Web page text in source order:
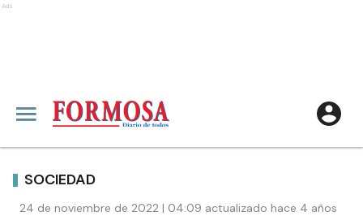
Ads
SOCIEDAD
24 de noviembre de 2022 | 04:09 actualizado hace 4 años